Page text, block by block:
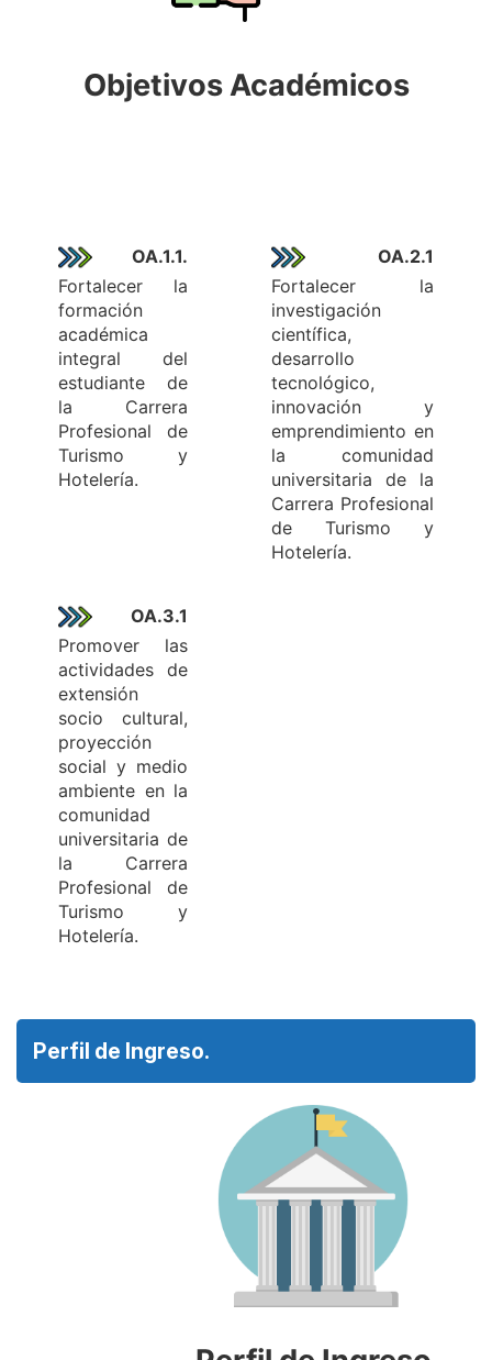
Objetivos Académicos
OA.1.1.
Fortalecer la
formación
académica
integral del
estudiante de
la Carrera
Profesional de
Turismo y
Hotelería.
OA.2.1
Fortalecer la
investigación
científica,
desarrollo
tecnológico,
innovación y
emprendimiento en
la comunidad
universitaria de la
Carrera Profesional
de Turismo y
Hotelería.
OA.3.1
Promover las
actividades de
extensión
socio cultural,
proyección
social y medio
ambiente en la
comunidad
universitaria de
la Carrera
Profesional de
Turismo y
Hotelería.
Perfil de Ingreso.